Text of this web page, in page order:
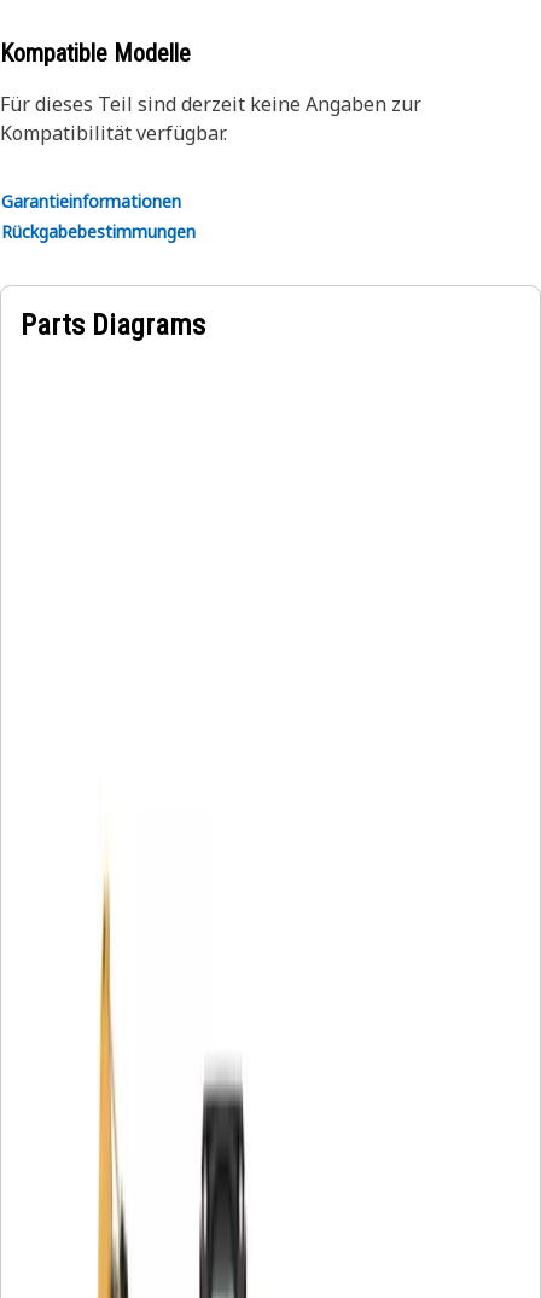
Kompatible Modelle
Für dieses Teil sind derzeit keine Angaben zur
Kompatibilität verfügbar.
Garantieinformationen
Rückgabebestimmungen
Parts Diagrams